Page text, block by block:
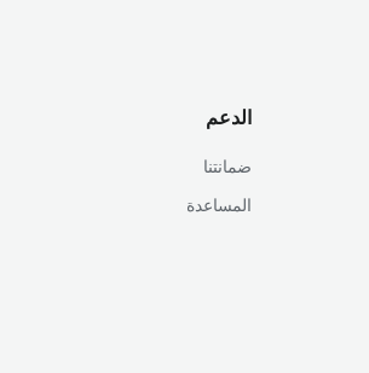
الدعم
ضمانتنا
المساعدة